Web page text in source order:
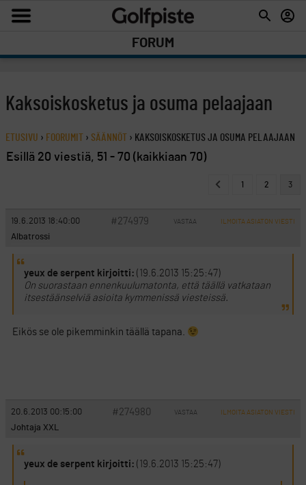
FORUM
Kaksoiskosketus ja osuma pelaajaan
ETUSIVU › FOORUMIT › SÄÄNNÖT › KAKSOISKOSKETUS JA OSUMA PELAAJAAN
Esillä 20 viestiä, 51 - 70 (kaikkiaan 70)
1 2 3
19.6.2013 18:40:00 #274979 VASTAA ILMOITA ASIATON VIESTI
Albatrossi
yeux de serpent kirjoitti: (19.6.2013 15:25:47)
On suorastaan ennenkuulumatonta, että täällä vatkataan
itsestäänselviä asioita kymmenissä viesteissä.
Eikös se ole pikemminkin täällä tapana.
20.6.2013 00:15:00 #274980 VASTAA ILMOITA ASIATON VIESTI
Johtaja XXL
yeux de serpent kirjoitti: (19.6.2013 15:25:47)